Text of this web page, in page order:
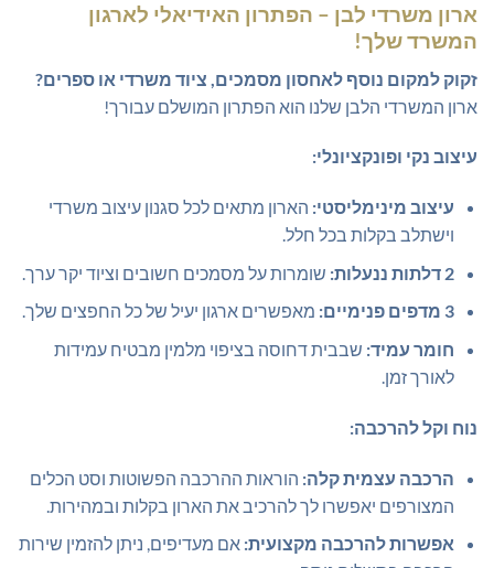
ארון משרדי לבן – הפתרון האידיאלי לארגון
המשרד שלך!
זקוק למקום נוסף לאחסון מסמכים, ציוד משרדי או ספרים?
ארון המשרדי הלבן שלנו הוא הפתרון המושלם עבורך!
עיצוב נקי ופונקציונלי:
עיצוב מינימליסטי: הארון מתאים לכל סגנון עיצוב משרדי
וישתלב בקלות בכל חלל.
2 דלתות ננעלות:
שומרות על מסמכים חשובים וציוד יקר ערך.
3 מדפים פנימיים:
מאפשרים ארגון יעיל של כל החפצים שלך.
חומר עמיד: שבבית דחוסה בציפוי מלמין מבטיח עמידות
לאורך זמן.
נוח וקל להרכבה:
הרכבה עצמית קלה: הוראות ההרכבה הפשוטות וסט הכלים
המצורפים יאפשרו לך להרכיב את הארון בקלות ובמהירות.
אפשרות להרכבה מקצועית: אם מעדיפים, ניתן להזמין שירות